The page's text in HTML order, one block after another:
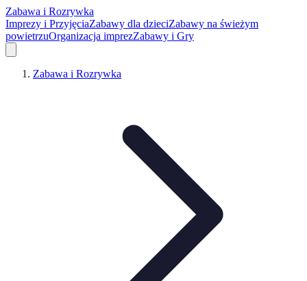
Zabawa i Rozrywka
Imprezy i PrzyjęciaZabawy dla dzieciZabawy na świeżym
powietrzuOrganizacja imprezZabawy i Gry
Zabawa i Rozrywka